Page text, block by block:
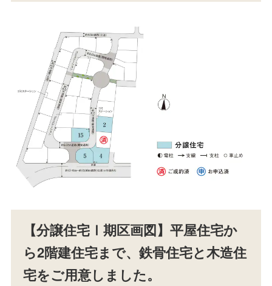
【分譲住宅Ⅰ期区画図】平屋住宅か
ら2階建住宅まで、鉄骨住宅と木造住
宅をご用意しました。